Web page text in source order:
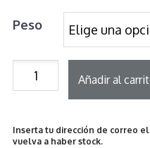
Peso
GUANTE
ENTRENAMIENTO
AUTÉNTICA
Añadir al
Inserta tu dirección de correo
vuelva a haber stock.